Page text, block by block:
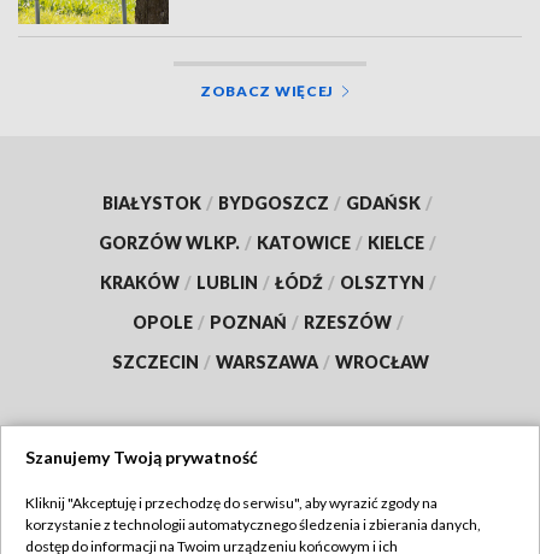
ZOBACZ WIĘCEJ
BIAŁYSTOK / BYDGOSZCZ / GDAŃSK /
GORZÓW WLKP. / KATOWICE / KIELCE /
KRAKÓW / LUBLIN / ŁÓDŹ / OLSZTYN /
OPOLE / POZNAŃ / RZESZÓW /
SZCZECIN / WARSZAWA / WROCŁAW
TVP
Szanujemy Twoją prywatność
Kliknij "Akceptuję i przechodzę do serwisu", aby wyrazić zgody na
korzystanie z technologii automatycznego śledzenia i zbierania danych,
dostęp do informacji na Twoim urządzeniu końcowym i ich